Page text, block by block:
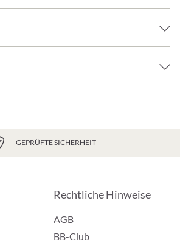
GEPRÜFTE SICHERHEIT
Rechtliche Hinweise
AGB
BB-Club